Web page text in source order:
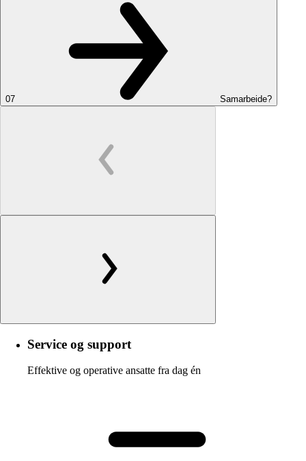
07 Samarbeide?
Service og support
Effektive og operative ansatte fra dag én